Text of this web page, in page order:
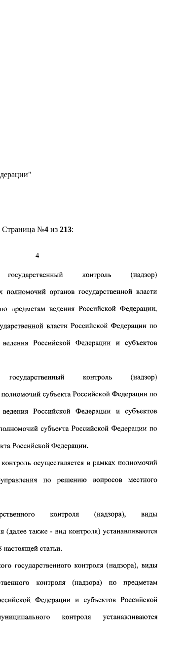
Страница №4из 213: